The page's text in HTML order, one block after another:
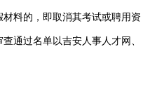
料的，即取消其考试或聘用资
通过名单以吉安人事人才网、